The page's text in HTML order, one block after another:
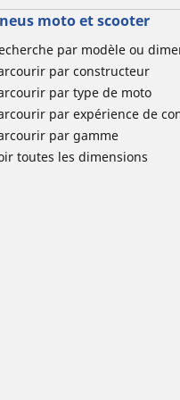
moto et scooter
par modèle ou
par constructeur
par type de moto
par expérience de
par gamme
toutes les dimensions